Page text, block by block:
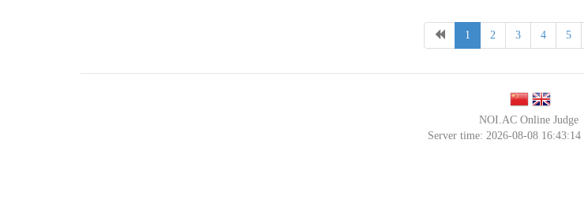
1 2 3 4 5
NOI.AC Online Judge
Server time: 2026-08-08 16:43:14 |